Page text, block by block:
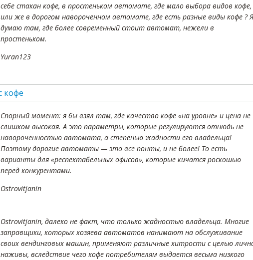
себе стакан кофе, в простеньком автомате, где мало выбора видов кофе,
или же в дорогом навороченном автомате, где есть разные виды кофе ? Я
думаю там, где более современный стоит автомат, нежели в
простеньком.
Yuran123
Спорный момент: я бы взял там, где качество кофе «на уровне» и цена не
слишком высокая. А это параметры, которые регулируются отнюдь не
навороченностью автомата, а степенью жадности его владельца!
Поэтому дорогие автоматы — это все понты, и не более! То есть
варианты для «респектабельных офисов», которые кичатся роскошью
перед конкурентами.
Ostrovitjanin
Ostrovitjanin, далеко не факт, что только жадностью владельца. Многие
заправщики, которых хозяева автоматов нанимают на обслуживание
своих вендинговых машин, применяют различные хитрости с целью
наживы, вследствие чего кофе потребителям выдается весьма низкого